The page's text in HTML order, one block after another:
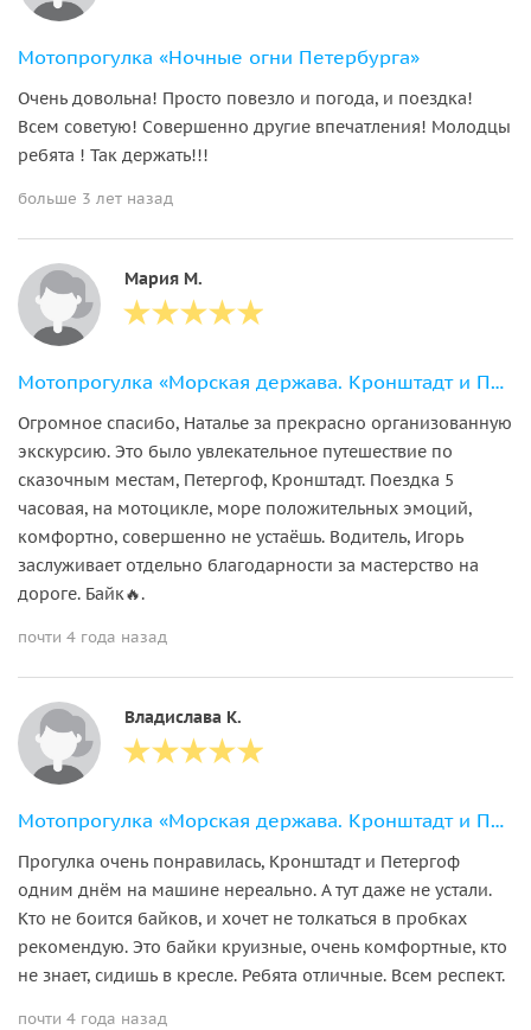
Мотопрогулка «Ночные огни Петербурга»
Очень довольна! Просто повезло и погода, и поездка!
Всем советую! Совершенно другие впечатления! Молодцы
ребята ! Так держать!!!
больше 3 лет назад
Мария М.
Мотопрогулка «Морская держава. Кронштадт и Петергоф»
Огромное спасибо, Наталье за прекрасно организованную
экскурсию. Это было увлекательное путешествие по
сказочным местам, Петергоф, Кронштадт. Поездка 5
часовая, на мотоцикле, море положительных эмоций,
комфортно, совершенно не устаёшь. Водитель, Игорь
заслуживает отдельно благодарности за мастерство на
дороге. Байк🔥.
почти 4 года назад
Владислава К.
Мотопрогулка «Морская держава. Кронштадт и Петергоф»
Прогулка очень понравилась, Кронштадт и Петергоф
одним днём на машине нереально. А тут даже не устали.
Кто не боится байков, и хочет не толкаться в пробках
рекомендую. Это байки круизные, очень комфортные, кто
не знает, сидишь в кресле. Ребята отличные. Всем респект.
почти 4 года назад